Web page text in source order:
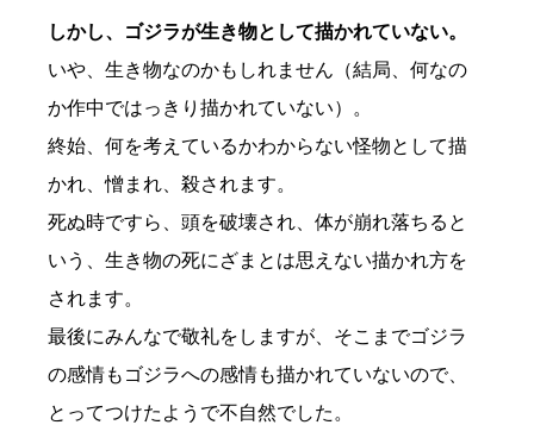
しかし、ゴジラが生き物として描かれていない。
いや、生き物なのかもしれません（結局、何なの
か作中ではっきり描かれていない）。
終始、何を考えているかわからない怪物として描
かれ、憎まれ、殺されます。
死ぬ時ですら、頭を破壊され、体が崩れ落ちると
いう、生き物の死にざまとは思えない描かれ方を
されます。
最後にみんなで敬礼をしますが、そこまでゴジラ
の感情もゴジラへの感情も描かれていないので、
とってつけたようで不自然でした。